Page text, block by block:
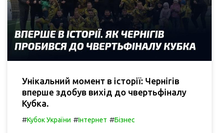
Унікальний момент в історії: Чернігів
вперше здобув вихід до чвертьфіналу
Кубка.
#Кубок України #Інтернет #Бізнес